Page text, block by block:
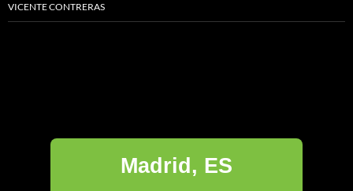
VICENTE CONTRERAS
Madrid, ES